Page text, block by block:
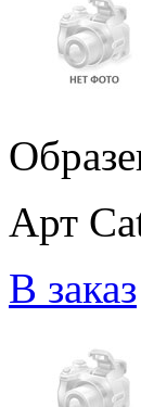
Арт
В заказ